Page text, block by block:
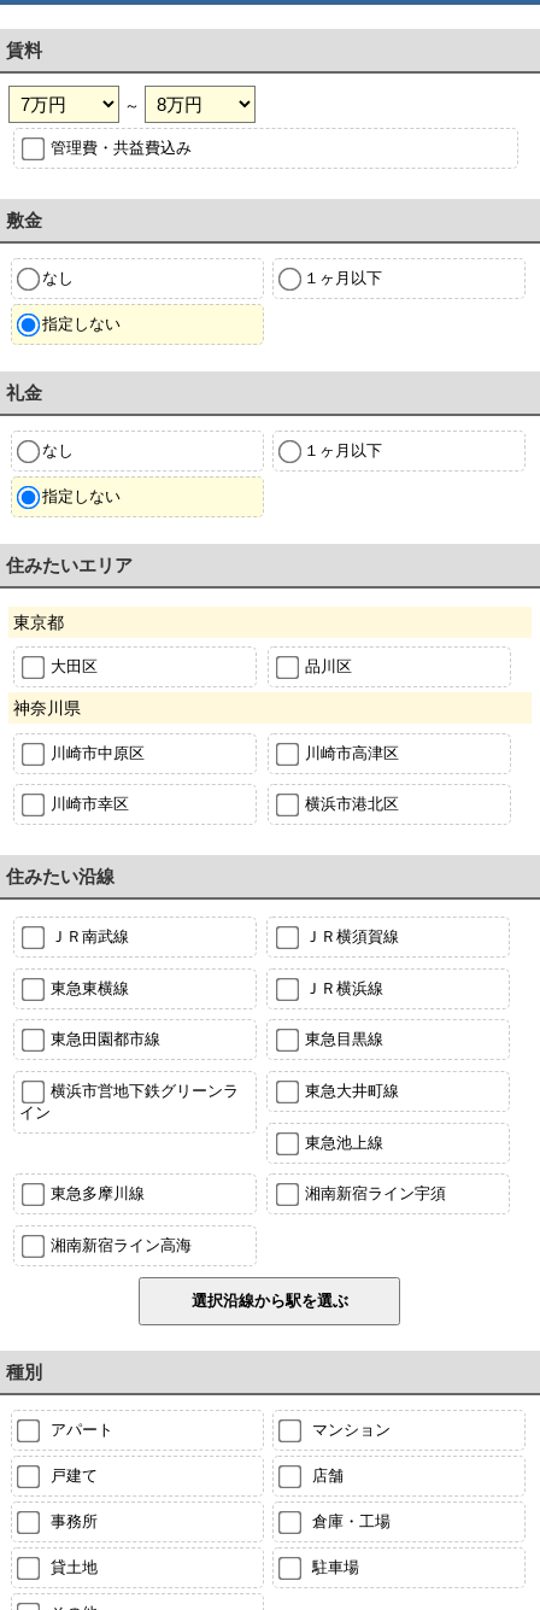
賃料
～
管理費・共益費込み
敷金
なし １ヶ月以下
指定しない
礼金
なし １ヶ月以下
指定しない
住みたいエリア
東京都
大田区 品川区
神奈川県
川崎市中原区 川崎市高津区
川崎市幸区 横浜市港北区
住みたい沿線
ＪＲ南武線 ＪＲ横須賀線
東急東横線 ＪＲ横浜線
東急田園都市線 東急目黒線
横浜市営地下鉄グリーンラ
イン
東急大井町線
東急池上線
東急多摩川線 湘南新宿ライン宇須
湘南新宿ライン高海
種別
アパート マンション
戸建て 店舗
事務所 倉庫・工場
貸土地 駐車場